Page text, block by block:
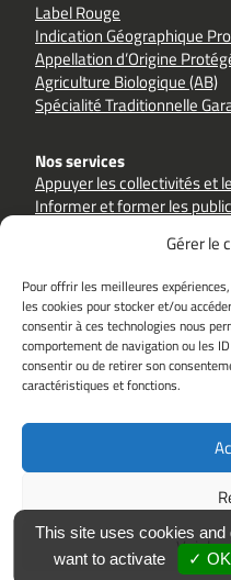
Gérer le
Pour offrir les meilleures
les cookies pour stocker et/ou
consentir à ces technologies nous
comportement de navigation ou les
consentir ou de retirer son
caractéristiques et fonctions.
Voir
Label Rouge
Indication Géographique
Appellation d’Origine
Agriculture Biologique (AB)
Spécialité Traditionnelle
Nos services
Appuyer les collectivités et
Informer et former les
Sites
alimentation.gouv.fr
Le Groupement
This site uses cookies
want to activate
✓